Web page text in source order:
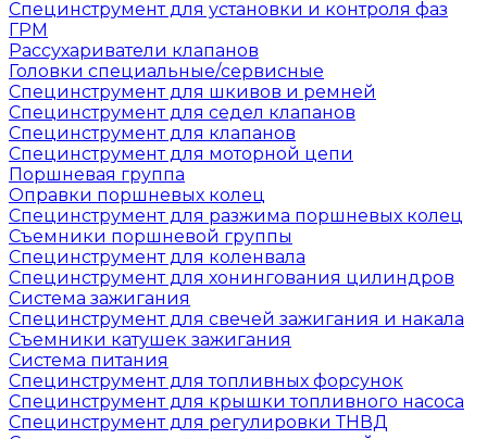
Специнструмент для установки и контроля фаз
ГРМ
Рассухариватели клапанов
Головки специальные/сервисные
Специнструмент для шкивов и ремней
Специнструмент для седел клапанов
Специнструмент для клапанов
Специнструмент для моторной цепи
Поршневая группа
Оправки поршневых колец
Специнструмент для разжима поршневых колец
Съемники поршневой группы
Специнструмент для коленвала
Специнструмент для хонингования цилиндров
Система зажигания
Специнструмент для свечей зажигания и накала
Съемники катушек зажигания
Система питания
Специнструмент для топливных форсунок
Специнструмент для крышки топливного насоса
Специнструмент для регулировки ТНВД